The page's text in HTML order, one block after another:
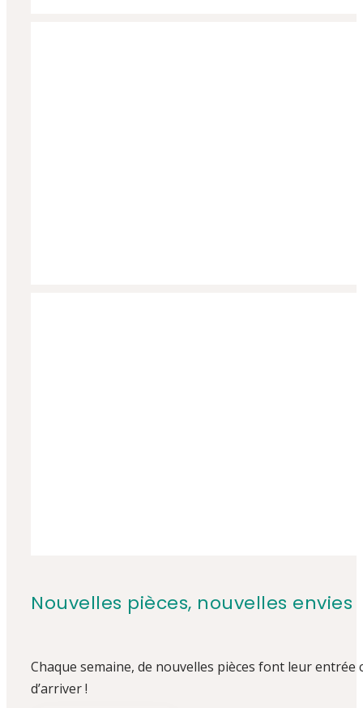
Nouvelles pièces, nouvelles envies
Chaque semaine, de nouvelles pièces font leur entrée
d’arriver !